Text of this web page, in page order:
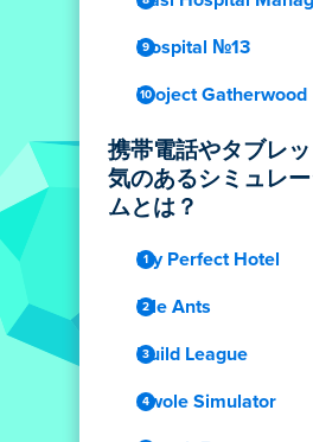
Hospital №13
Project Gatherwood
携帯電話やタブレ
気のあるシミュレ
ムとは？
My Perfect Hotel
Idle Ants
Build League
Swole Simulator